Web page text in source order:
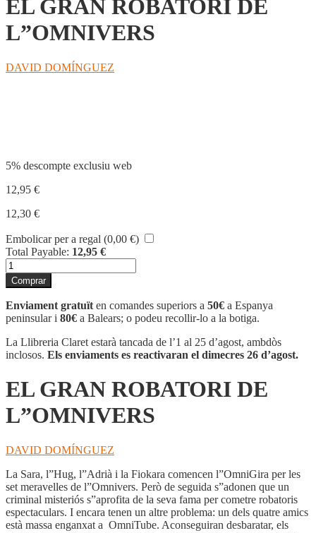
EL GRAN ROBATORI DE
L”OMNIVERS
DAVID DOMÍNGUEZ
5% descompte exclusiu web
12,95 €
12,30 €
Embolicar per a regal (0,00 €)
Total Payable: 12,95 €
quantitat
de
EL
GRAN
ROBATORI
DE
L''OMNIVERS
Comprar
Enviament gratuït en comandes superiors a 50€ a Espanya
peninsular i 80€ a Balears; o podeu recollir-lo a la botiga.
La Llibreria Claret estarà tancada de l’1 al 25 d’agost, ambdòs
inclosos. Els enviaments es reactivaran el dimecres 26 d’agost.
EL GRAN ROBATORI DE
L”OMNIVERS
DAVID DOMÍNGUEZ
La Sara, l”Hug, l”Adrià i la Fiokara comencen l”OmniGira per les
set meravelles de l”Omnivers. Però de seguida s”adonen que un
criminal misteriós s”aprofita de la seva fama per cometre robatoris
espectaculars. I encara tenen un altre problema: un dels quatre amics
està massa enganxat a OmniTube. Aconseguiran desbaratar, els